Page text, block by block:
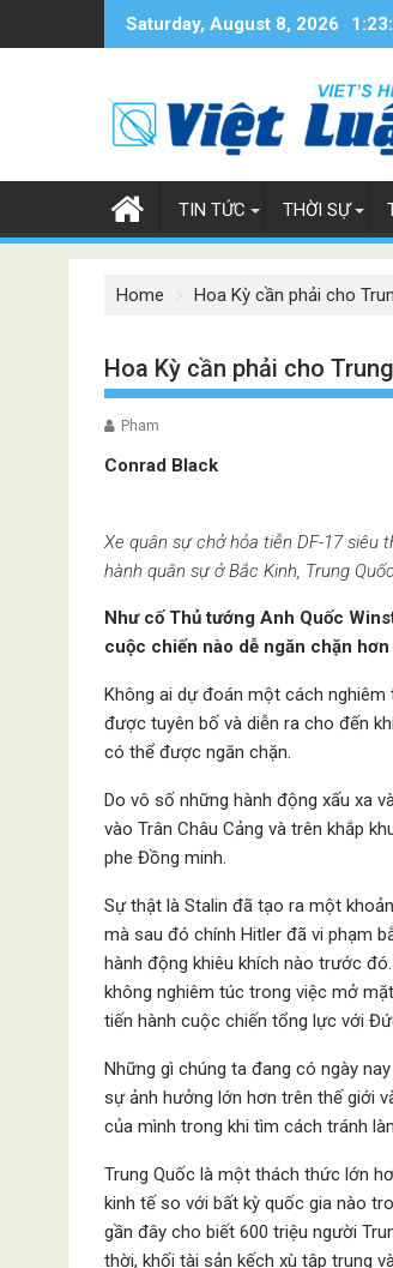
Saturday, August 8, 2026
TIN TỨC THỜI SỰ
Home Hoa Kỳ cần phải cho
Hoa Kỳ cần phải cho
Pham
Conrad Black
Xe quân sự chở hỏa tiễn DF-17 siêu
hành quân sự ở Bắc Kinh, Trung
Như cố Thủ tướng Anh Quốc
cuộc chiến nào dễ ngăn chặn hơn
Không ai dự đoán một cách
được tuyên bố và diễn ra cho đến
có thể được ngăn chặn.
Do vô số những hành động xấu xa
vào Trân Châu Cảng và trên khắp
phe Đồng minh.
Sự thật là Stalin đã tạo ra một
mà sau đó chính Hitler đã vi phạm
hành động khiêu khích nào trước
không nghiêm túc trong việc mở
tiến hành cuộc chiến tổng lực với
Những gì chúng ta đang có ngày
sự ảnh hưởng lớn hơn trên thế giới
của mình trong khi tìm cách tránh
Trung Quốc là một thách thức lớn
kinh tế so với bất kỳ quốc gia nào
gần đây cho biết 600 triệu người
thời, khối tài sản kếch xù tập trung